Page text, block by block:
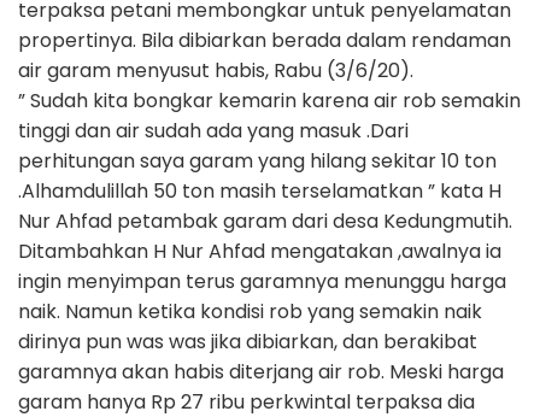
terpaksa petani membongkar untuk penyelamatan
propertinya. Bila dibiarkan berada dalam rendaman
air garam menyusut habis, Rabu (3/6/20).
” Sudah kita bongkar kemarin karena air rob semakin
tinggi dan air sudah ada yang masuk .Dari
perhitungan saya garam yang hilang sekitar 10 ton
.Alhamdulillah 50 ton masih terselamatkan ” kata H
Nur Ahfad petambak garam dari desa Kedungmutih.
Ditambahkan H Nur Ahfad mengatakan ,awalnya ia
ingin menyimpan terus garamnya menunggu harga
naik. Namun ketika kondisi rob yang semakin naik
dirinya pun was was jika dibiarkan, dan berakibat
garamnya akan habis diterjang air rob. Meski harga
garam hanya Rp 27 ribu perkwintal terpaksa dia